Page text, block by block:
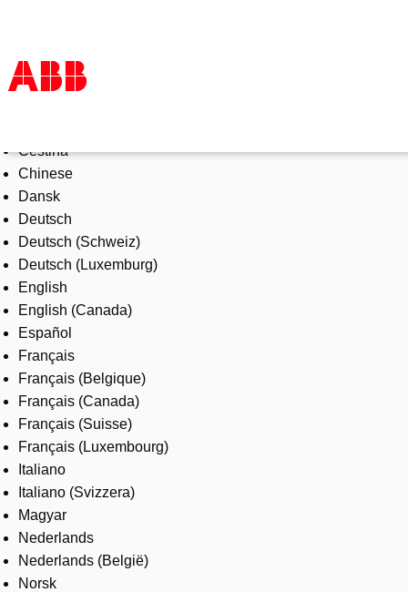
Products & Solutions
Industries
Services
About us
Where to buy
Contact us
Careers
Čeština
Chinese
Dansk
Deutsch
Deutsch (Schweiz)
Deutsch (Luxemburg)
English
English (Canada)
Español
Français
Français (Belgique)
Français (Canada)
Français (Suisse)
Français (Luxembourg)
Italiano
Italiano (Svizzera)
Magyar
Nederlands
Nederlands (België)
Norsk